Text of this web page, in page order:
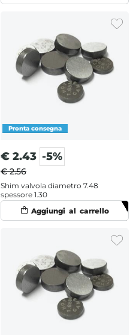
€ 2.43 -5%
€ 2.56
Shim valvola diametro 7.48
spessore 1.30